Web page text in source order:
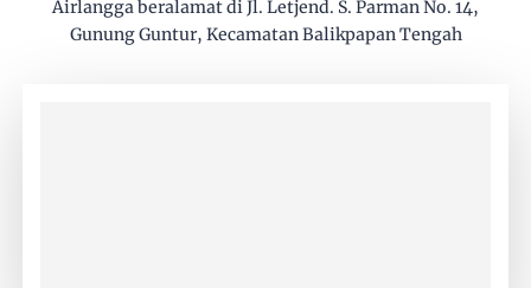
Airlangga beralamat di Jl. Letjend. S. Parman No. 14,
Gunung Guntur, Kecamatan Balikpapan Tengah